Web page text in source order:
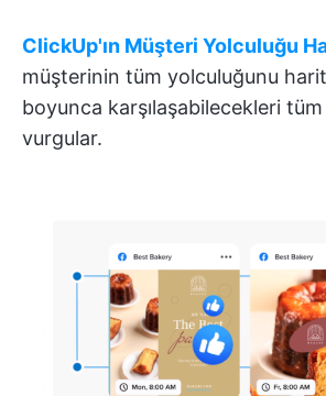
ClickUp'ın Müşteri Yolculuğu
müşterinin tüm yolculuğunu
boyunca karşılaşabilecekleri
vurgular.